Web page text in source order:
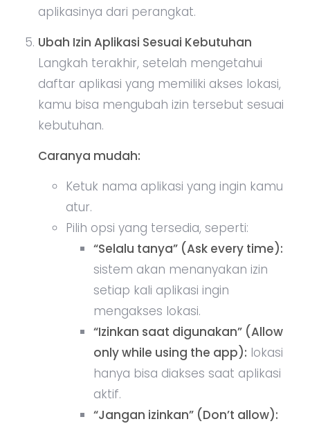
aplikasinya dari perangkat.
Ubah Izin Aplikasi Sesuai Kebutuhan
Langkah terakhir, setelah mengetahui
daftar aplikasi yang memiliki akses lokasi,
kamu bisa mengubah izin tersebut sesuai
kebutuhan.
Caranya mudah:
Ketuk nama aplikasi yang ingin kamu
atur.
Pilih opsi yang tersedia, seperti:
“Selalu tanya” (Ask every time):
sistem akan menanyakan izin
setiap kali aplikasi ingin
mengakses lokasi.
“Izinkan saat digunakan” (Allow
only while using the app): lokasi
hanya bisa diakses saat aplikasi
aktif.
“Jangan izinkan” (Don’t allow):